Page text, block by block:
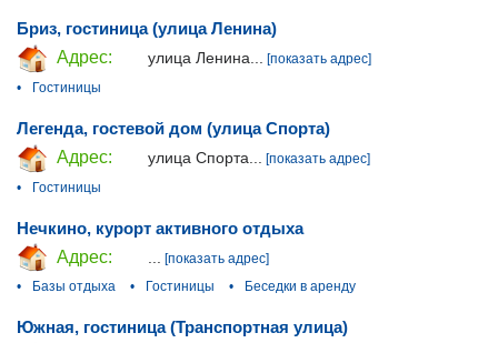
Бриз, гостиница (улица Ленина)
Адрес:
улица Ленина...
[показать адрес]
•
Гостиницы
Легенда, гостевой дом (улица Спорта)
Адрес:
улица Спорта...
[показать адрес]
•
Гостиницы
Нечкино, курорт активного отдыха
Адрес:
[показать адрес]
•
Базы отдыха • Гостиницы • Беседки в аренду
Южная, гостиница (Транспортная улица)